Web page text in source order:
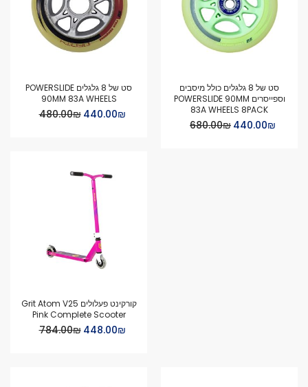
סט של 8 גלגלים כולל מיסבים
וספייסרים POWERSLIDE 90MM
83A WHEELS 8PACK
Special
₪‏440.00
₪‏680.00
סט של 8 גלגלים POWERSLIDE
90MM 83A WHEELS
Special
₪‏440.00
₪‏480.00
קורקינט פעלולים Grit Atom V25
Pink Complete Scooter
Special
₪‏448.00
₪‏784.00